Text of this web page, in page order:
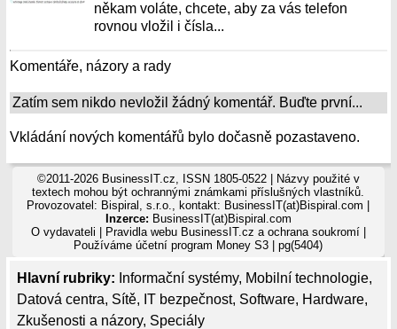
Hlavní rubriky: Informační systémy, Mobilní technologie,
Datová centra, Sítě, IT bezpečnost, Software, Hardware,
Zkušenosti a názory, Speciály
někam voláte, chcete, aby za vás telefon
rovnou vložil i čísla...
Komentáře, názory a rady
Zatím sem nikdo nevložil žádný komentář. Buďte první...
Vkládání nových komentářů bylo dočasně pozastaveno.
©2011-2026 BusinessIT.cz, ISSN 1805-0522 | Názvy použité v
textech mohou být ochrannými známkami příslušných vlastníků.
Provozovatel: Bispiral, s.r.o., kontakt: BusinessIT(at)Bispiral.com |
Inzerce: BusinessIT(at)Bispiral.com
O vydavateli
Pravidla webu BusinessIT.cz a ochrana soukromí|
Používámeúčetní program Money S3 | pg(5404)